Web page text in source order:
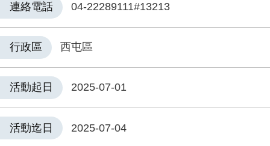
連絡電話 04-22289111#13213
行政區 西屯區
活動起日 2025-07-01
活動迄日 2025-07-04